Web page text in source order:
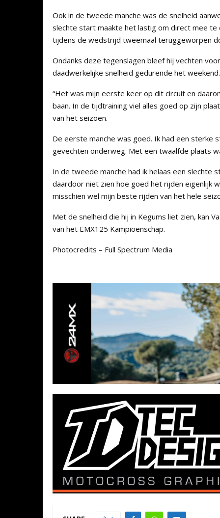
Ook in de tweede manche was de snelheid
slechte start maakte het lastig om direct mee te
tijdens de wedstrijd tweemaal teruggeworpen
Ondanks deze tegenslagen bleef hij vechten
daadwerkelijke snelheid gedurende het weekend.
“Het was mijn eerste keer op dit circuit en
baan. In de tijdtraining viel alles goed op zijn
van het seizoen.
De eerste manche was goed. Ik had een sterke
gevechten onderweg. Met een twaalfde plaats
In de tweede manche had ik helaas een
daardoor niet zien hoe goed het rijden eigenlijk
misschien wel mijn beste rijden van het hele
Met de snelheid die hij in Kegums liet zien, kan
van het EMX125 Kampioenschap.
Photocredits – Full Spectrum Media